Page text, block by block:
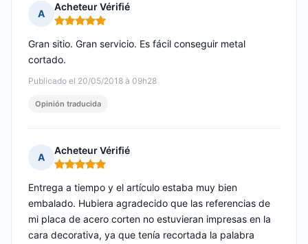
A
Acheteur Vérifié
Nota: 5 de 5
Publicado el 20/05/2018 à 09h28
Gran sitio. Gran servicio. Es fácil conseguir metal
cortado.
Opinión traducida
A
Acheteur Vérifié
Nota: 5 de 5
Entrega a tiempo y el artículo estaba muy bien
embalado. Hubiera agradecido que las referencias de
mi placa de acero corten no estuvieran impresas en la
cara decorativa, ya que tenía recortada la palabra